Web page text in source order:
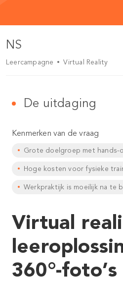
NS
Leercampagne Virtual Reality
De uitdaging
Kenmerken van de vraag
Grote doelgroep met hands-
Hoge kosten voor fysieke
Werkpraktijk is moeilijk na te
Virtual
360°-foto’s​